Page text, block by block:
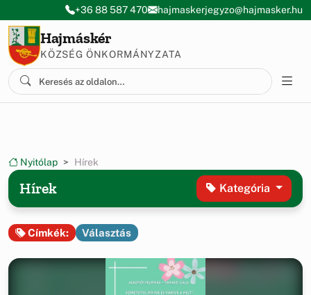
Ugrás a menüre
Ugrás a tartalomra
+36 88 587 470 hajmaskerjegyzo@hajmasker.hu
Hajmáskér
KÖZSÉG ÖNKORMÁNYZATA
Nyitólap Hírek
Hírek Kategória
Címkék: Választás